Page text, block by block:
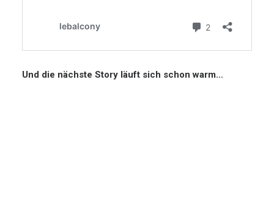
Und die nächste Story läuft sich schon warm…